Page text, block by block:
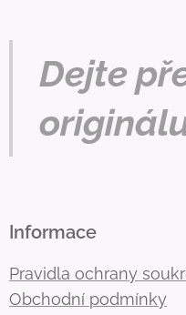
Dejte
Informace
Pravidla ochrany
Obchodní podmínky